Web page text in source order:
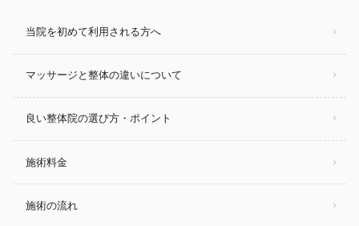
当院を初めて利用される方へ
マッサージと整体の違いについて
良い整体院の選び方・ポイント
施術料金
施術の流れ